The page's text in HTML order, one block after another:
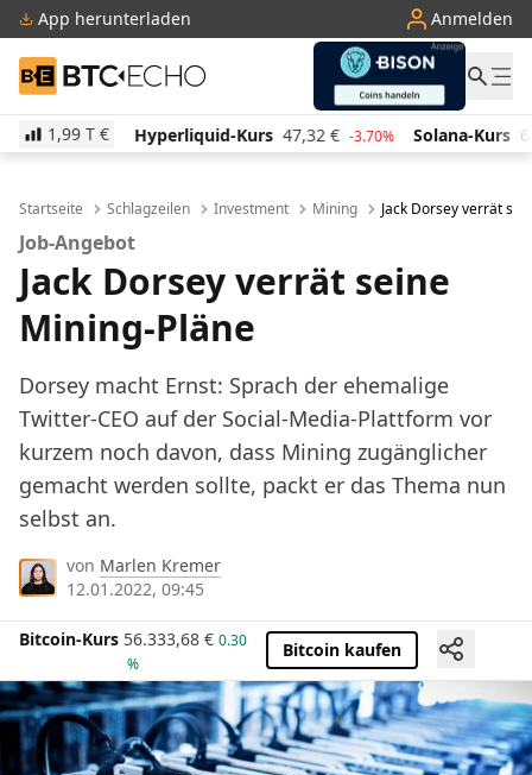
App herunterladen Anmelden
BTC-ECHO
1,99 T €
Hyperliquid-Kurs 47,32 € -3.70% Solana-Kurs 64,03 € 0.40%
Startseite Schlagzeilen Investment Mining Jack Dorsey verrät
Job-Angebot
Jack Dorsey verrät seine
Mining-Pläne
Dorsey macht Ernst: Sprach der ehemalige
Twitter-CEO auf der Social-Media-Plattform vor
kurzem noch davon, dass Mining zugänglicher
gemacht werden sollte, packt er das Thema nun
selbst an.
von Marlen Kremer
12.01.2022, 09:45
Bitcoin-Kurs 56.333,68 € 0.30
%
Bitcoin kaufen